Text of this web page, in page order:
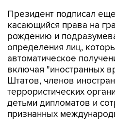
Президент подписал
касающийся права на
рождению и
определения лиц,
автоматическое
включая "иностранных
Штатов, членов
террористических
детьми дипломатов и
признанных